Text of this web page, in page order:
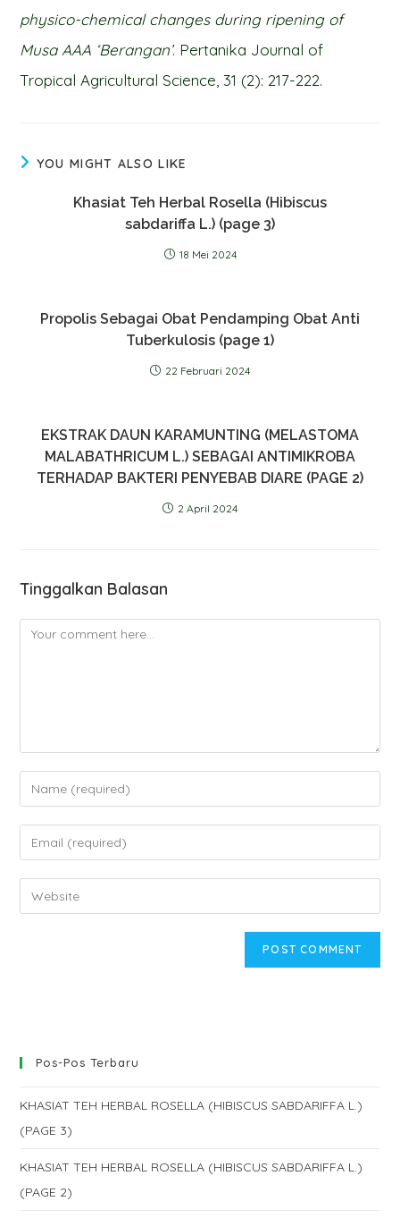
physico-chemical changes during ripening of
Musa AAA ‘Berangan’. Pertanika Journal of
Tropical Agricultural Science, 31 (2): 217-222.
YOU MIGHT ALSO LIKE
Khasiat Teh Herbal Rosella (Hibiscus
sabdariffa L.) (page 3)
18 Mei 2024
Propolis Sebagai Obat Pendamping Obat Anti
Tuberkulosis (page 1)
22 Februari 2024
EKSTRAK DAUN KARAMUNTING (MELASTOMA
MALABATHRICUM L.) SEBAGAI ANTIMIKROBA
TERHADAP BAKTERI PENYEBAB DIARE (PAGE 2)
2 April 2024
Tinggalkan Balasan
Comment
Enter
your
or
username
Enter
your
address
Enter
your
Pos-Pos Terbaru
KHASIAT TEH HERBAL ROSELLA (HIBISCUS SABDARIFFA L.)
(PAGE 3)
KHASIAT TEH HERBAL ROSELLA (HIBISCUS SABDARIFFA L.)
(PAGE 2)